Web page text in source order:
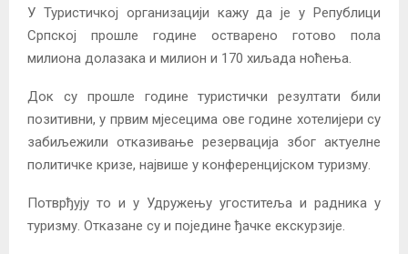
У Туристичкој организацији кажу да је у Републици
Српској прошле године остварено готово пола
милиона долазака и милион и 170 хиљада ноћења.
Док су прошле године туристички резултати били
позитивни, у првим мјесецима ове године хотелијери су
забиљежили отказивање резервација због актуелне
политичке кризе, највише у конференцијском туризму.
Потврђују то и у Удружењу угоститеља и радника у
туризму. Отказане су и поједине ђачке екскурзије.